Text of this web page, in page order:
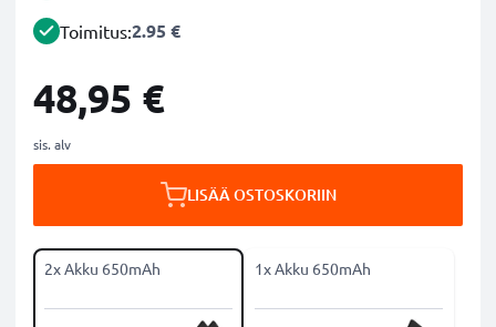
Toimitus:2.95 €
48,95 €
sis. alv
LISÄÄ OSTOSKORIIN
2x Akku 650mAh 1x Akku 650mAh